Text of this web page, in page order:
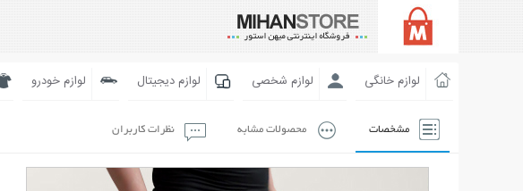
لوازم خانگی لوازم شخصی لوازم دیجیتال لوازم خودرو
مشخصات محصولات مشابه نظرات کاربران